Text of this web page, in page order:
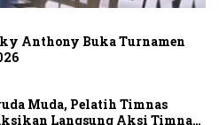
Anthony Buka Turnamen
Muda, Pelatih Timnas
Langsung Aksi Timnas